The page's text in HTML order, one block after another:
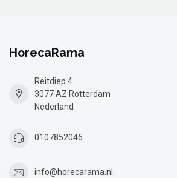
HorecaRama
Reitdiep 4
3077 AZ Rotterdam
Nederland
0107852046
info@horecarama.nl